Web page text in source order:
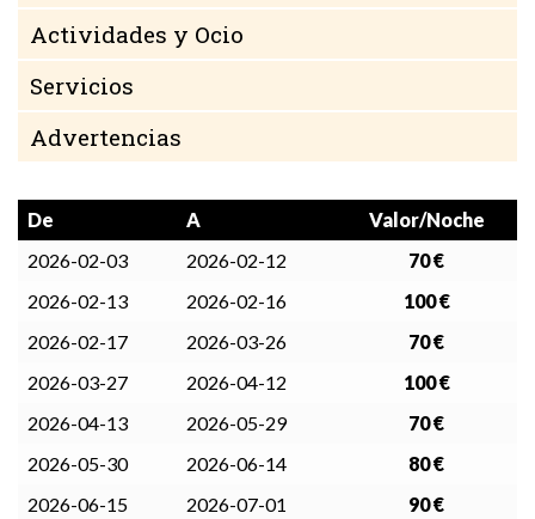
Actividades y Ocio
Servicios
Advertencias
De A
Valor/Noche
2026-02-03
2026-02-12
70 €
2026-02-13
2026-02-16
100 €
2026-02-17
2026-03-26
70 €
2026-03-27
2026-04-12
100 €
2026-04-13
2026-05-29
70 €
2026-05-30
2026-06-14
80 €
2026-06-15
2026-07-01
90 €